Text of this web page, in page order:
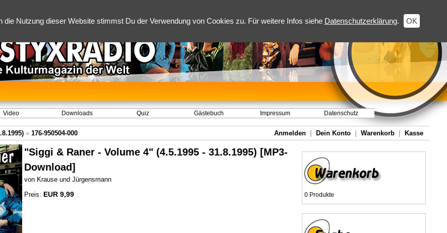
Nutzung dieser Website stimmst Du der Verwendung von Cookies zu. Für weitere Infos siehe Datenschutzerklärung. OK
Video Downloads Quiz Gästebuch Impressum Datenschutz
» 176-950504-000 Anmelden Dein Konto Warenkorb Kasse
"Siggi & Raner - Volume 4" (4.5.1995 - 31.8.1995) [MP3-
Download]
von Krause und Jürgensmann
Preis: EUR 9,99 0 Produkte